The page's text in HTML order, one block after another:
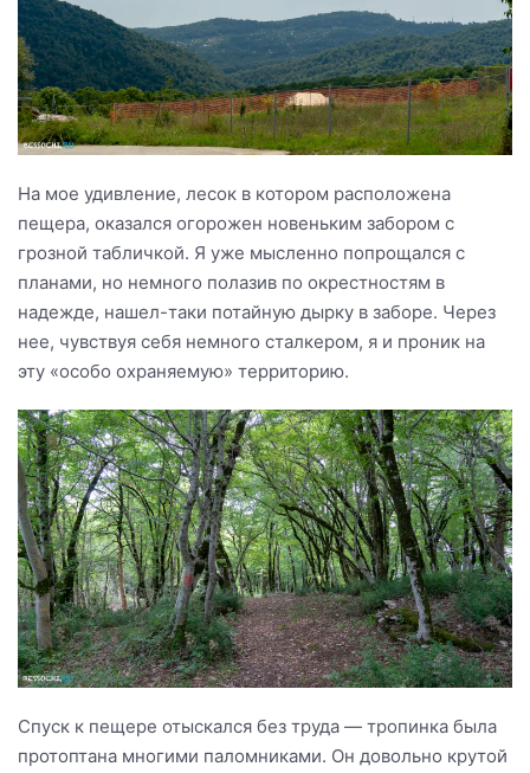
На мое удивление, лесок в котором расположена
пещера, оказался огорожен новеньким забором с
грозной табличкой. Я уже мысленно попрощался с
планами, но немного полазив по окрестностям в
надежде, нашел-таки потайную дырку в заборе. Через
нее, чувствуя себя немного сталкером, я и проник на
эту «особо охраняемую» территорию.
Спуск к пещере отыскался без труда — тропинка была
протоптана многими паломниками. Он довольно крутой